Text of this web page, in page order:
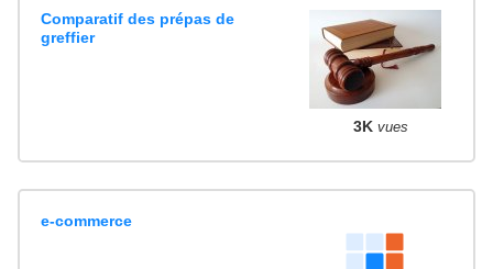
Comparatif des prépas de
greffier
3K vues
e-commerce